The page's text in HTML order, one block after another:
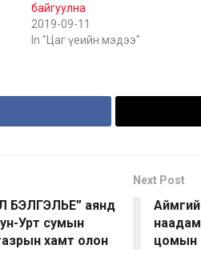
байгуулна
2019-09-11
In "Цаг үеийн мэдээ"
БЭЛГЭЛЬЕ” аянд
Урт сумын
хамт олон
Next Post
цомын